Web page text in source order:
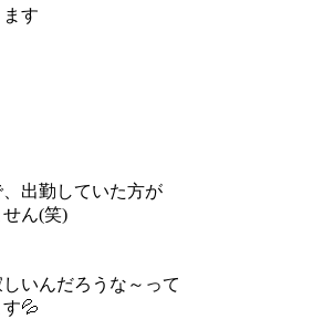
す
出勤していた方が
ん(笑)
いんだろうな～って
💦